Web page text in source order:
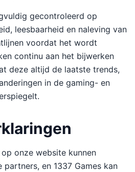
gecontroleerd op
leesbaarheid en naleving van
voordat het wordt
continu aan het bijwerken
deze altijd de laatste trends,
in de gaming- en
onze website kunnen
en 1337 Games kan